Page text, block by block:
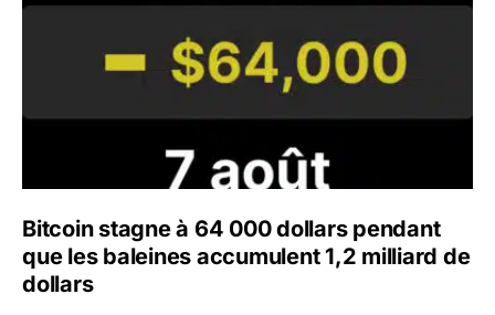
Bitcoin stagne à 64 000 dollars pendant
que les baleines accumulent 1,2 milliard de
dollars